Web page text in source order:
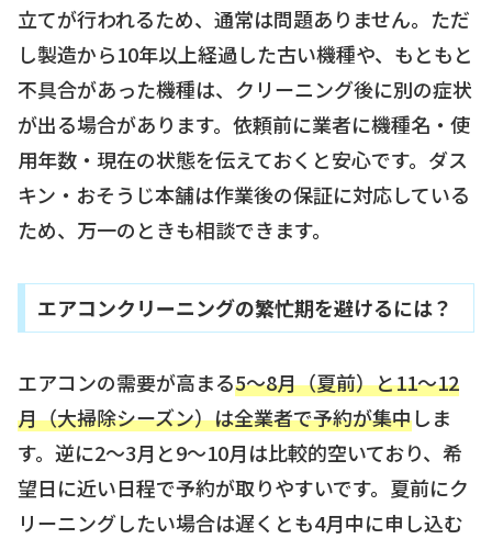
立てが行われるため、通常は問題ありません。ただ
し製造から10年以上経過した古い機種や、もともと
不具合があった機種は、クリーニング後に別の症状
が出る場合があります。依頼前に業者に機種名・使
用年数・現在の状態を伝えておくと安心です。ダス
キン・おそうじ本舗は作業後の保証に対応している
ため、万一のときも相談できます。
エアコンクリーニングの繁忙期を避けるには？
エアコンの需要が高まる5〜8月（夏前）と11〜12
月（大掃除シーズン）は全業者で予約が集中しま
す。逆に2〜3月と9〜10月は比較的空いており、希
望日に近い日程で予約が取りやすいです。夏前にク
リーニングしたい場合は遅くとも4月中に申し込む